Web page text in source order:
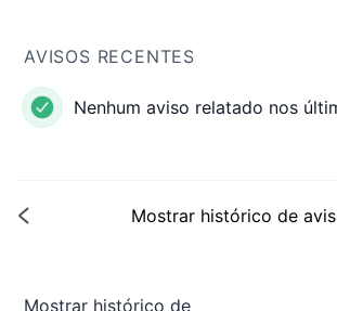
AVISOS RECENTES
Nenhum aviso relatado nos
Mostrar histórico de
Mostrar histórico de